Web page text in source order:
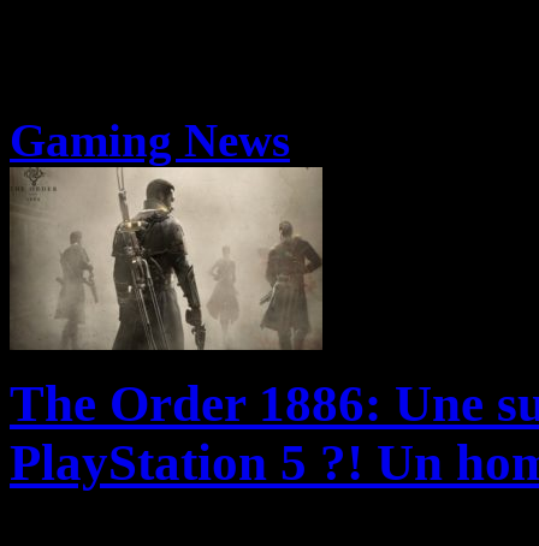
Gaming News
The Order 1886: Une
PlayStation 5 ?! Un